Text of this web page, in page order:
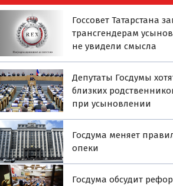
Госсовет Татарстана
трансгендерам
не увидели смысла
Депутаты Госдумы
близких
при усыновлении
Госдума меняет
опеки
Госдума обсудит